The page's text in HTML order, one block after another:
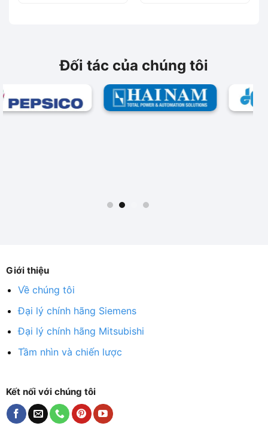
Đối tác của chúng tôi
Giới thiệu
Về chúng tôi
Đại lý chính hãng Siemens
Đại lý chính hãng Mitsubishi
Tầm nhìn và chiến lược
Kết nối với chúng tôi